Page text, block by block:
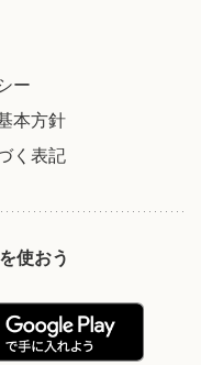
ー
本方針
く表記
使おう